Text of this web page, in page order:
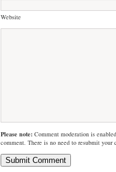
Website
Please note: Comment moderation is
comment. There is no need to resubmit your